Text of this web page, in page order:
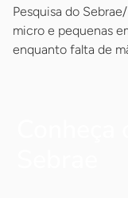
Pesquisa do
micro e pequenas
enquanto falta de